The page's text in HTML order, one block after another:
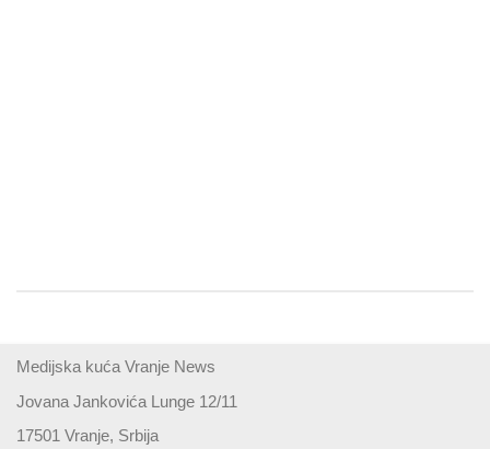
Medijska kuća Vranje News
Jovana Jankovića Lunge 12/11
17501 Vranje, Srbija